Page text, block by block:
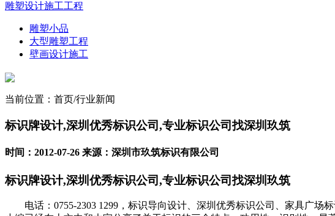
雕塑设计施工工程
雕塑小品
大型雕塑工程
壁画设计施工
当前位置：首页/行业新闻
标识牌设计,深圳优秀标识公司,专业标识公司找深圳玖筑
时间：2012-07-26 来源：深圳市玖筑标识有限公司
标识牌设计,深圳优秀标识公司,专业标识公司找深圳玖筑
电话：0755-2303 1299，标识导向设计、深圳优秀标识公司、家具广场标